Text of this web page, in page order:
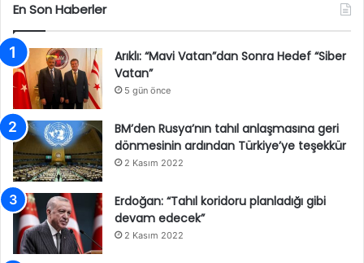
En Son Haberler
Arıklı: “Mavi Vatan”dan Sonra Hedef “Siber
Vatan”
5 gün önce
BM’den Rusya’nın tahıl anlaşmasına geri
dönmesinin ardından Türkiye’ye teşekkür
2 Kasım 2022
Erdoğan: “Tahıl koridoru planladığı gibi
devam edecek”
2 Kasım 2022